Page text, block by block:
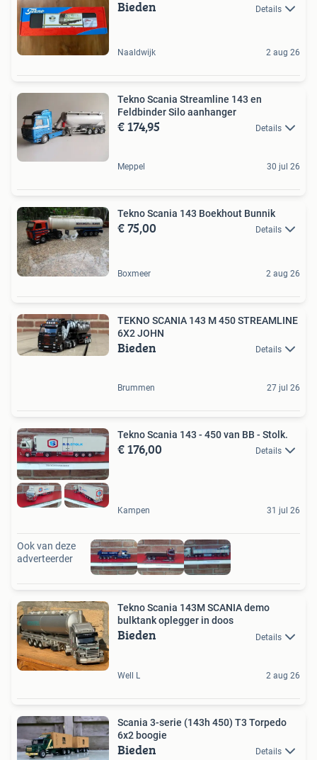
Bieden Details
Naaldwijk 2 aug 26
Tekno Scania Streamline 143 en
Feldbinder Silo aanhanger
€ 174,95 Details
Meppel 30 jul 26
Tekno Scania 143 Boekhout Bunnik
€ 75,00 Details
Boxmeer 2 aug 26
TEKNO SCANIA 143 M 450 STREAMLINE
6X2 JOHN
Bieden Details
Brummen 27 jul 26
Tekno Scania 143 - 450 van BB - Stolk.
€ 176,00 Details
Kampen 31 jul 26
Ook van deze
adverteerder
Tekno Scania 143M SCANIA demo
bulktank oplegger in doos
Bieden Details
Well L 2 aug 26
Scania 3-serie (143h 450) T3 Torpedo
6x2 boogie
Bieden Details